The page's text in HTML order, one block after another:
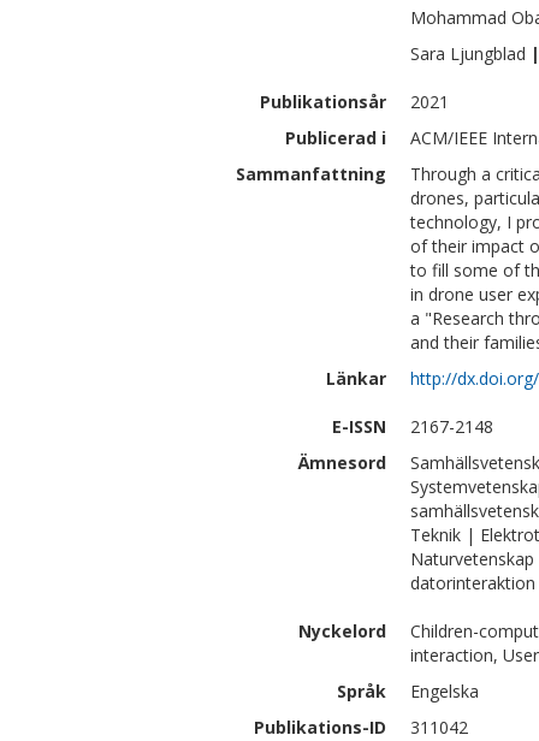
Mohammad
Sara Ljungblad |
Publikationsår
2021
Publicerad i
ACM/IEEE
Sammanfattning
Through a
drones,
technology, I
of their impact
to fill some of
in drone user
a "Research
and their
Länkar
http://
E-ISSN
2167-2148
Ämnesord
Teknik |
Nyckelord
Children-
interaction,
Språk
Engelska
Publikations-ID
311042